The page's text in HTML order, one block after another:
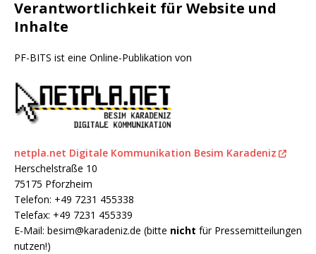
Verantwortlichkeit für Website und
Inhalte
PF-BITS ist eine Online-Publikation von
netpla.net Digitale Kommunikation Besim Karadeniz
Herschelstraße 10
75175 Pforzheim
Telefon: +49 7231 455338
Telefax: +49 7231 455339
E-Mail: besim@karadeniz.de (bitte nicht für Pressemitteilungen
nutzen!)